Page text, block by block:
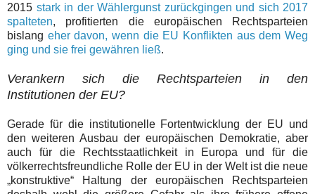
2015 stark in der Wählergunst zurückgingen und sich 2017
spalteten, profitierten die europäischen Rechtsparteien
bislang eher davon, wenn die EU Konflikten aus dem Weg
ging und sie frei gewähren ließ.
Verankern sich die Rechtsparteien in den
Institutionen der EU?
Gerade für die institutionelle Fortentwicklung der EU und
den weiteren Ausbau der europäischen Demokratie, aber
auch für die Rechtsstaatlichkeit in Europa und für die
völkerrechtsfreundliche Rolle der EU in der Welt ist die neue
„konstruktive“ Haltung der europäischen Rechtsparteien